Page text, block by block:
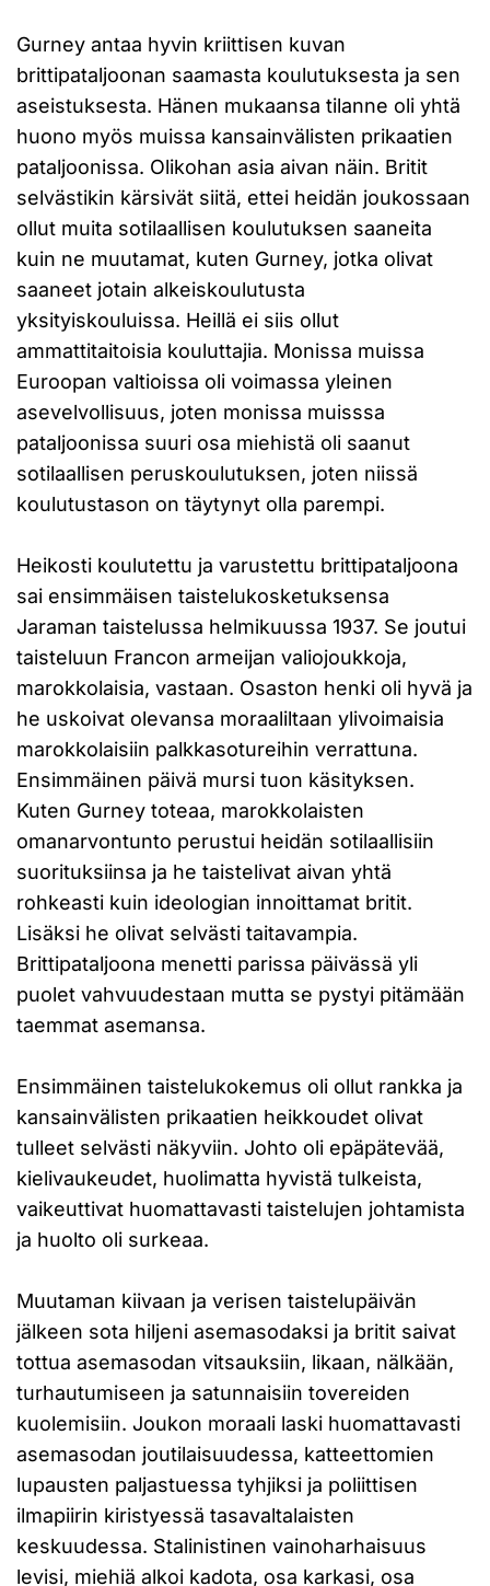
Gurney antaa hyvin kriittisen kuvan
brittipataljoonan saamasta koulutuksesta ja sen
aseistuksesta. Hänen mukaansa tilanne oli yhtä
huono myös muissa kansainvälisten prikaatien
pataljoonissa. Olikohan asia aivan näin. Britit
selvästikin kärsivät siitä, ettei heidän joukossaan
ollut muita sotilaallisen koulutuksen saaneita
kuin ne muutamat, kuten Gurney, jotka olivat
saaneet jotain alkeiskoulutusta
yksityiskouluissa. Heillä ei siis ollut
ammattitaitoisia kouluttajia. Monissa muissa
Euroopan valtioissa oli voimassa yleinen
asevelvollisuus, joten monissa muisssa
pataljoonissa suuri osa miehistä oli saanut
sotilaallisen peruskoulutuksen, joten niissä
koulutustason on täytynyt olla parempi.
Heikosti koulutettu ja varustettu brittipataljoona
sai ensimmäisen taistelukosketuksensa
Jaraman taistelussa helmikuussa 1937. Se joutui
taisteluun Francon armeijan valiojoukkoja,
marokkolaisia, vastaan. Osaston henki oli hyvä ja
he uskoivat olevansa moraaliltaan ylivoimaisia
marokkolaisiin palkkasotureihin verrattuna.
Ensimmäinen päivä mursi tuon käsityksen.
Kuten Gurney toteaa, marokkolaisten
omanarvontunto perustui heidän sotilaallisiin
suorituksiinsa ja he taistelivat aivan yhtä
rohkeasti kuin ideologian innoittamat britit.
Lisäksi he olivat selvästi taitavampia.
Brittipataljoona menetti parissa päivässä yli
puolet vahvuudestaan mutta se pystyi pitämään
taemmat asemansa.
Ensimmäinen taistelukokemus oli ollut rankka ja
kansainvälisten prikaatien heikkoudet olivat
tulleet selvästi näkyviin. Johto oli epäpätevää,
kielivaukeudet, huolimatta hyvistä tulkeista,
vaikeuttivat huomattavasti taistelujen johtamista
ja huolto oli surkeaa.
Muutaman kiivaan ja verisen taistelupäivän
jälkeen sota hiljeni asemasodaksi ja britit saivat
tottua asemasodan vitsauksiin, likaan, nälkään,
turhautumiseen ja satunnaisiin tovereiden
kuolemisiin. Joukon moraali laski huomattavasti
asemasodan joutilaisuudessa, katteettomien
lupausten paljastuessa tyhjiksi ja poliittisen
ilmapiirin kiristyessä tasavaltalaisten
keskuudessa. Stalinistinen vainoharhaisuus
levisi, miehiä alkoi kadota, osa karkasi, osa